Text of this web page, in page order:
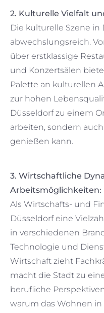
2. Kulturelle Vielfalt
Die kulturelle Szene
abwechslungsreich.
über erstklassige
und Konzertsälen
Palette an kulturellen
zur hohen
Düsseldorf zu einem
arbeiten, sondern
genießen kann.
3. Wirtschaftliche
Arbeitsmöglichkeiten:
Als Wirtschafts- und
Düsseldorf eine
in verschiedenen
Technologie und
Wirtschaft zieht
macht die Stadt zu
berufliche
warum das Wohnen in